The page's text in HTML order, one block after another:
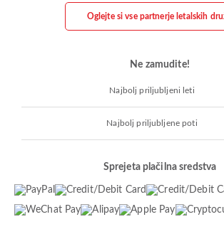
Oglejte si vse partnerje letalskih
Ne zamudite!
Najbolj priljubljeni leti
Najbolj priljubljene poti
Sprejeta plačilna sredstva